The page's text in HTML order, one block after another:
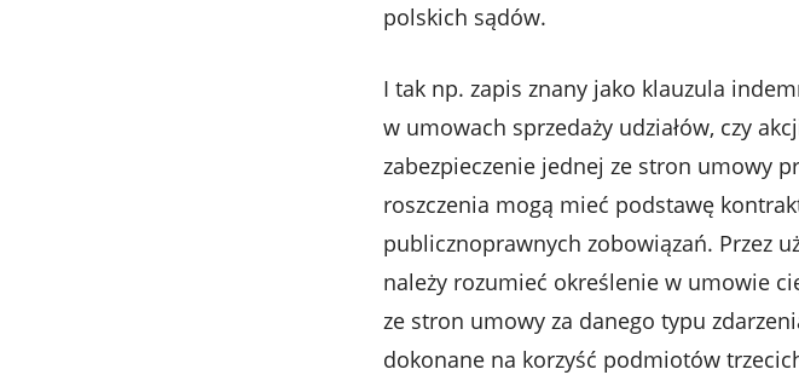
polskich sądów.
I tak np. zapis znany jako klauzula
w umowach sprzedaży udziałów, czy
zabezpieczenie jednej ze stron umowy
roszczenia mogą mieć podstawę
publicznoprawnych zobowiązań. Przez
należy rozumieć określenie w umowie
ze stron umowy za danego typu
dokonane na korzyść podmiotów